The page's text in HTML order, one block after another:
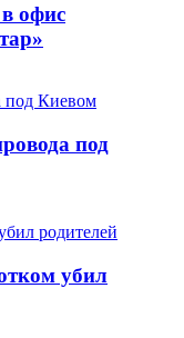
офис
под
убил